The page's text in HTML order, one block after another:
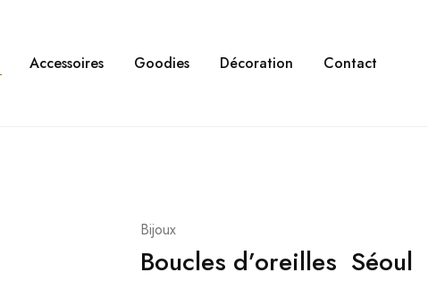
Accessoires Goodies Décoration Contact
Bijoux
Boucles d’oreilles Séoul